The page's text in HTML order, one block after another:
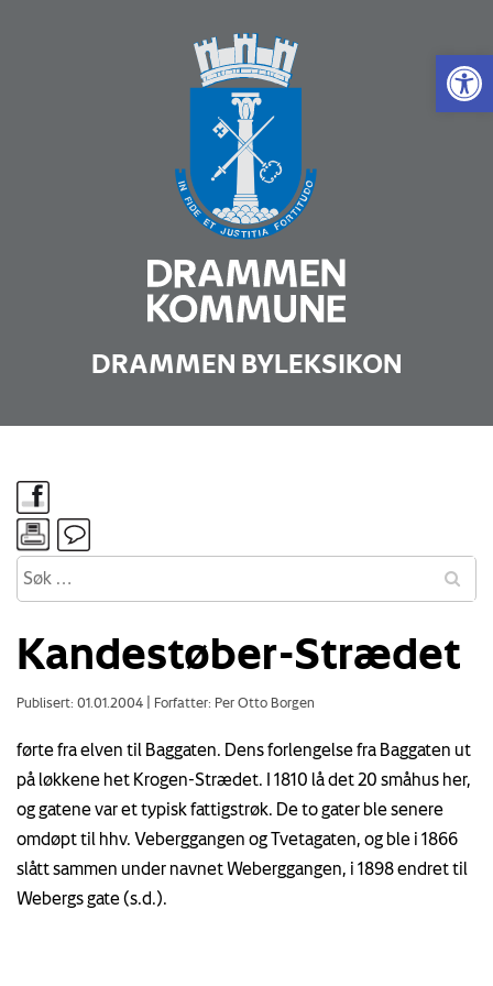
Vis
DRAMMEN BYLEKSIKON
Kandestøber-Strædet
Publisert: 01.01.2004 Forfatter: Per Otto Borgen
førte fra elven til Baggaten. Dens forlengelse fra Baggaten ut
på løkkene het Krogen-Strædet. I 1810 lå det 20 småhus her,
og gatene var et typisk fattigstrøk. De to gater ble senere
omdøpt til hhv. Veberggangen og Tvetagaten, og ble i 1866
slått sammen under navnet Weberggangen, i 1898 endret til
Webergs gate (s.d.).